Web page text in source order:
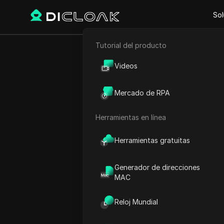
Comercio electrónico
Tutorial del producto
Videos
Mercado de RPA
Herramientas en línea
Herramientas gratuitas
Generador de direcciones
MAC
Reloj Mundial
Cómo
Play Video:Cómo cerrar